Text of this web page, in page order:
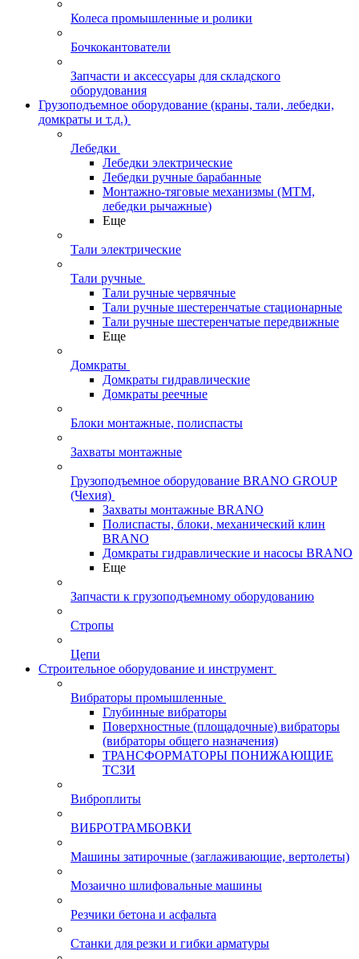
Колеса промышленные и ролики
Бочкокантователи
Запчасти и аксессуары для складского
оборудования
Грузоподъемное оборудование (краны, тали, лебедки,
домкраты и т.д.)
Лебедки
Лебедки электрические
Лебедки ручные барабанные
Монтажно-тяговые механизмы (МТМ,
лебедки рычажные)
Еще
Тали электрические
Тали ручные
Тали ручные червячные
Тали ручные шестеренчатые стационарные
Тали ручные шестеренчатые передвижные
Еще
Домкраты
Домкраты гидравлические
Домкраты реечные
Блоки монтажные, полиспасты
Захваты монтажные
Грузоподъемное оборудование BRANO GROUP
(Чехия)
Захваты монтажные BRANO
Полиспасты, блоки, механический клин
BRANO
Домкраты гидравлические и насосы BRANO
Еще
Запчасти к грузоподъемному оборудованию
Стропы
Цепи
Строительное оборудование и инструмент
Вибраторы промышленные
Глубинные вибраторы
Поверхностные (площадочные) вибраторы
(вибраторы общего назначения)
ТРАНСФОРМАТОРЫ ПОНИЖАЮЩИЕ
ТСЗИ
Виброплиты
ВИБРОТРАМБОВКИ
Машины затирочные (заглаживающие, вертолеты)
Мозаично шлифовальные машины
Резчики бетона и асфальта
Станки для резки и гибки арматуры